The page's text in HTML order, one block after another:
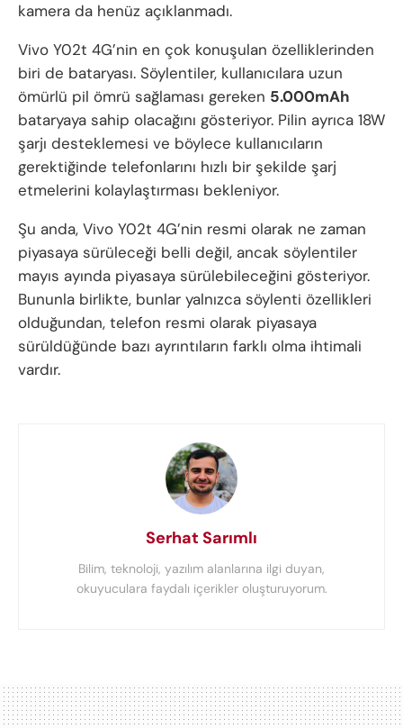
kamera da henüz açıklanmadı.
Vivo Y02t 4G’nin en çok konuşulan özelliklerinden
biri de bataryası. Söylentiler, kullanıcılara uzun
ömürlü pil ömrü sağlaması gereken 5.000mAh
bataryaya sahip olacağını gösteriyor. Pilin ayrıca 18W
şarjı desteklemesi ve böylece kullanıcıların
gerektiğinde telefonlarını hızlı bir şekilde şarj
etmelerini kolaylaştırması bekleniyor.
Şu anda, Vivo Y02t 4G’nin resmi olarak ne zaman
piyasaya sürüleceği belli değil, ancak söylentiler
mayıs ayında piyasaya sürülebileceğini gösteriyor.
Bununla birlikte, bunlar yalnızca söylenti özellikleri
olduğundan, telefon resmi olarak piyasaya
sürüldüğünde bazı ayrıntıların farklı olma ihtimali
vardır.
Serhat Sarımlı
Bilim, teknoloji, yazılım alanlarına ilgi duyan,
okuyuculara faydalı içerikler oluşturuyorum.